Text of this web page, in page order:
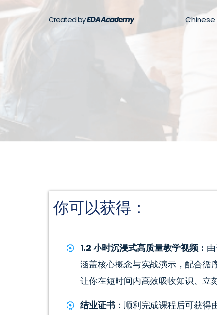
Created byEDA Academy Chinese
你可以获得：
1.2 小时沉浸式高质量教学视频：
涵盖核心概念与实战演示，配合循
让你在短时间内高效吸收知识、立
结业证书 ：顺利完成课程后可获